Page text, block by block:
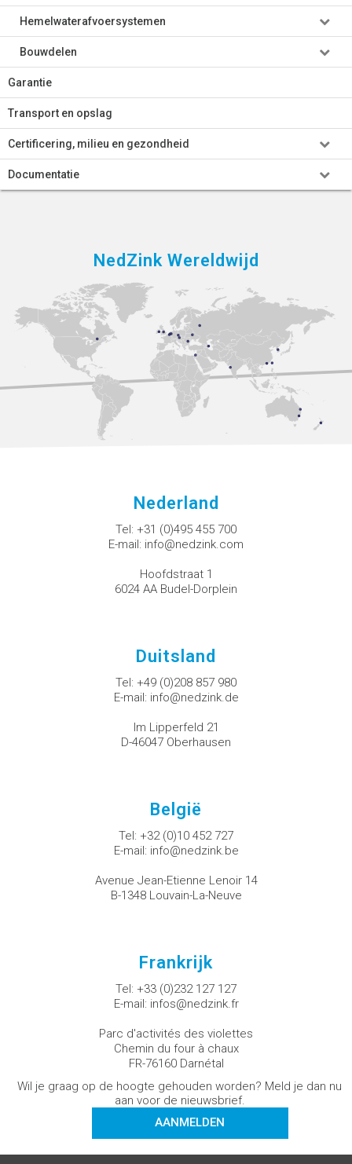
Hemelwaterafvoersystemen
Bouwdelen
Garantie
Transport en opslag
Certificering, milieu en gezondheid
Documentatie
NedZink Wereldwijd
Nederland
Tel: +31 (0)495 455 700
E-mail: info@nedzink.com
Hoofdstraat 1
6024 AA Budel-Dorplein
Duitsland
Tel: +49 (0)208 857 980
E-mail: info@nedzink.de
Im Lipperfeld 21
D-46047 Oberhausen
België
Tel: +32 (0)10 452 727
E-mail: info@nedzink.be
Avenue Jean-Etienne Lenoir 14
B-1348 Louvain-La-Neuve
Frankrijk
Tel: +33 (0)232 127 127
E-mail: infos@nedzink.fr
Parc d'activités des violettes
Chemin du four à chaux
FR-76160 Darnétal
Wil je graag op de hoogte gehouden worden? Meld je dan nu
aan voor de nieuwsbrief.
AANMELDEN